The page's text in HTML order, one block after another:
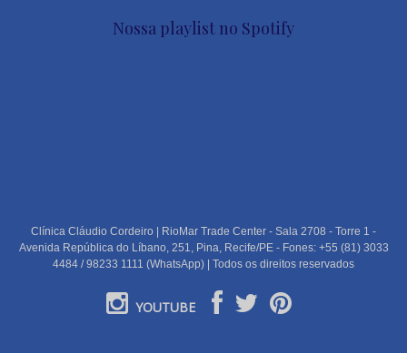
Nossa playlist no Spotify
Clínica Cláudio Cordeiro | RioMar Trade Center - Sala 2708 - Torre 1 -
Avenida República do Líbano, 251, Pina, Recife/PE - Fones: +55 (81) 3033
4484 / 98233 1111 (WhatsApp) | Todos os direitos reservados
YOUTUBE